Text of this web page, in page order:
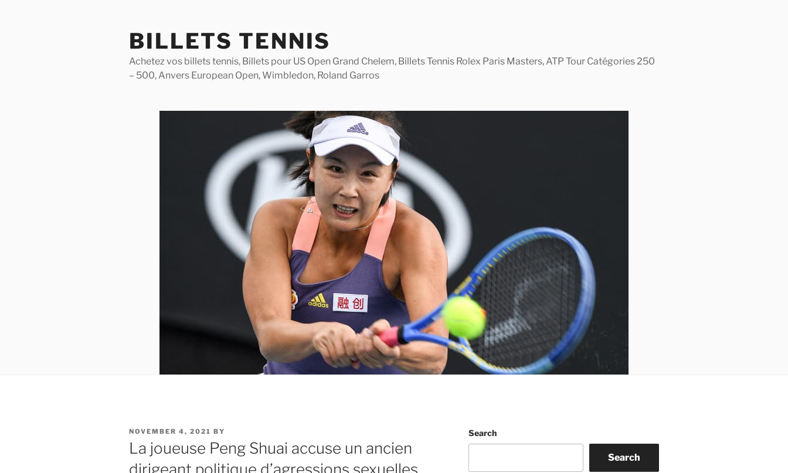
BILLETS TENNIS
Achetez vos billets tennis, Billets pour US Open Grand Chelem, Billets Tennis Rolex Paris Masters, ATP Tour Catégories 250
– 500, Anvers European Open, Wimbledon, Roland Garros
POSTED
ON
NOVEMBER 4, 2021 BY
La joueuse Peng Shuai accuse un ancien
dirigeant politique d’agressions sexuelles
Search
Search